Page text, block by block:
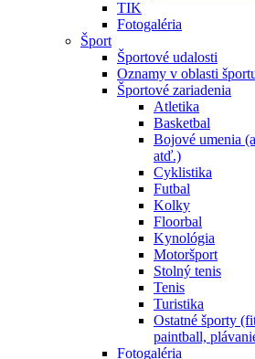
TIK
Fotogaléria
Šport
Športové udalosti
Oznamy v oblasti
Športové zariadenia
Atletika
Basketbal
Bojové umenia
atď.)
Cyklistika
Futbal
Kolky
Floorbal
Kynológia
Motoršport
Stolný tenis
Tenis
Turistika
Ostatné športy
paintball,
Fotogaléria